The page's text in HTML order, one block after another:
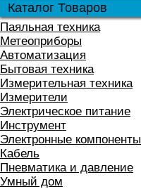
Каталог Товаров
Паяльная техника
Метеоприборы
Автоматизация
Бытовая техника
Измерительная техника
Измерители
Электрическое питание
Инструмент
Электронные компоненты
Кабель
Пневматика и давление
Умный дом